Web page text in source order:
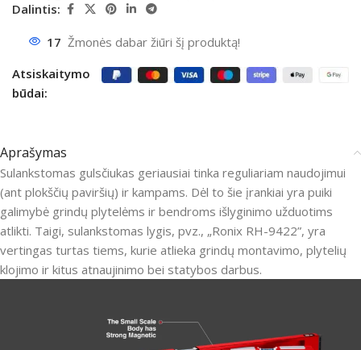
Dalintis:
17 Žmonės dabar žiūri šį produktą!
Atsiskaitymo
būdai:
Aprašymas
Sulankstomas gulsčiukas geriausiai tinka reguliariam naudojimui
(ant plokščių paviršių) ir kampams. Dėl to šie įrankiai yra puiki
galimybė grindų plytelėms ir bendroms išlyginimo užduotims
atlikti. Taigi, sulankstomas lygis, pvz., „Ronix RH-9422”, yra
vertingas turtas tiems, kurie atlieka grindų montavimo, plytelių
klojimo ir kitus atnaujinimo bei statybos darbus.